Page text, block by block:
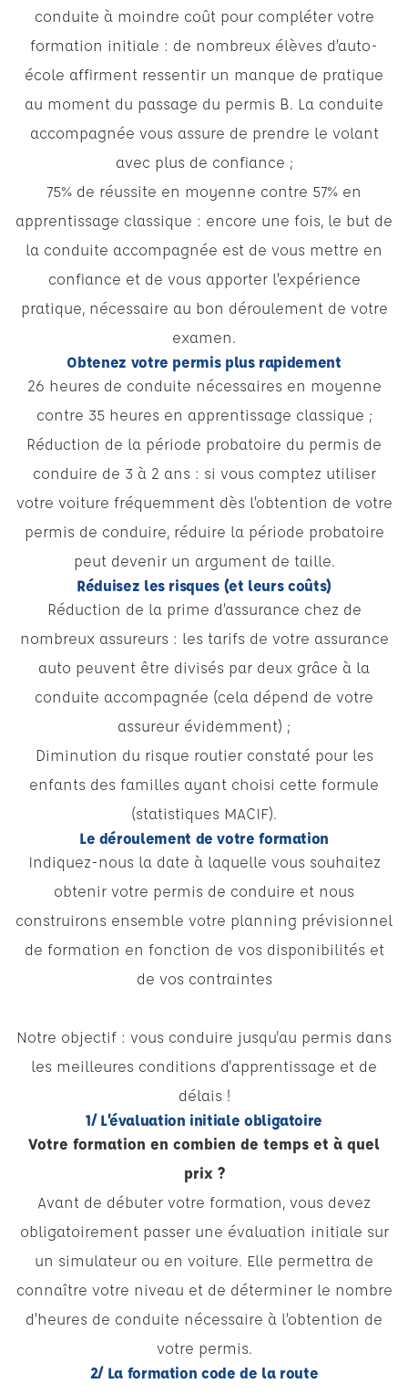
conduite à moindre coût pour compléter votre
formation initiale : de nombreux élèves d’auto-
école affirment ressentir un manque de pratique
au moment du passage du permis B. La conduite
accompagnée vous assure de prendre le volant
avec plus de confiance ;
75% de réussite en moyenne contre 57% en
apprentissage classique : encore une fois, le but de
la conduite accompagnée est de vous mettre en
confiance et de vous apporter l’expérience
pratique, nécessaire au bon déroulement de votre
examen.
Obtenez votre permis plus rapidement
26 heures de conduite nécessaires en moyenne
contre 35 heures en apprentissage classique ;
Réduction de la période probatoire du permis de
conduire de 3 à 2 ans : si vous comptez utiliser
votre voiture fréquemment dès l’obtention de votre
permis de conduire, réduire la période probatoire
peut devenir un argument de taille.
Réduisez les risques (et leurs coûts)
Réduction de la prime d’assurance chez de
nombreux assureurs : les tarifs de votre assurance
auto peuvent être divisés par deux grâce à la
conduite accompagnée (cela dépend de votre
assureur évidemment) ;
Diminution du risque routier constaté pour les
enfants des familles ayant choisi cette formule
(statistiques MACIF).
Le déroulement de votre formation
Indiquez-nous la date à laquelle vous souhaitez
obtenir votre permis de conduire et nous
construirons ensemble votre planning prévisionnel
de formation en fonction de vos disponibilités et
de vos contraintes
Notre objectif : vous conduire jusqu'au permis dans
les meilleures conditions d'apprentissage et de
délais !
1/ L’évaluation initiale obligatoire
Votre formation en combien de temps et à quel
prix ?
Avant de débuter votre formation, vous devez
obligatoirement passer une évaluation initiale sur
un simulateur ou en voiture. Elle permettra de
connaître votre niveau et de déterminer le nombre
d’heures de conduite nécessaire à l’obtention de
votre permis.
2/ La formation code de la route